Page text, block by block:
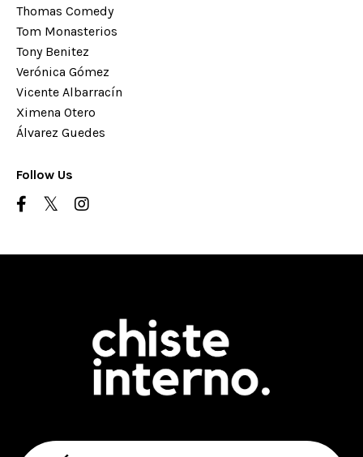
Thomas Comedy
Tom Monasterios
Tony Benitez
Verónica Gómez
Vicente Albarracín
Ximena Otero
Álvarez Guedes
Follow Us